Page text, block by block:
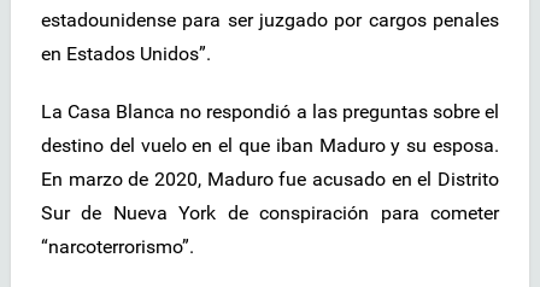
estadounidense para ser juzgado por cargos penales
en Estados Unidos”.
La Casa Blanca no respondió a las preguntas sobre el
destino del vuelo en el que iban Maduro y su esposa.
En marzo de 2020, Maduro fue acusado en el Distrito
Sur de Nueva York de conspiración para cometer
“narcoterrorismo”.